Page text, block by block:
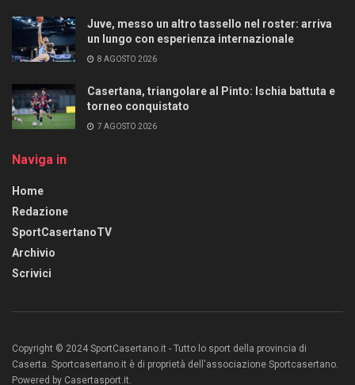
Juve, messo un altro tassello nel roster: arriva
un lungo con esperienza internazionale
8 AGOSTO 2026
Casertana, triangolare al Pinto: Ischia battuta e
torneo conquistato
7 AGOSTO 2026
Naviga in
Home
Redazione
SportCasertanoTV
Archivio
Scrivici
Copyright © 2024 SportCasertano.it - Tutto lo sport della provincia di
Caserta. Sportcasertano.it è di proprietà dell'associazione Sportcasertano.
Powered by Casertasport.it.